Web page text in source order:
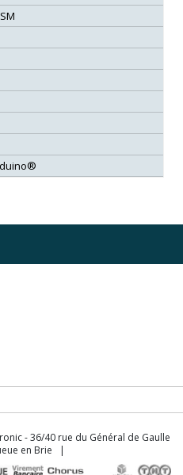
- 36/40 rue du Général de Gaulle
en Brie |